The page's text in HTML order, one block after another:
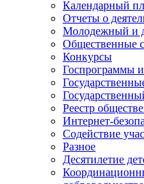
Календарный
Отчеты о
Молодежный и
Общественные
Конкурсы
Госпрограммы
Реестр
Интернет-
Содействие
Разное
Десятилетие